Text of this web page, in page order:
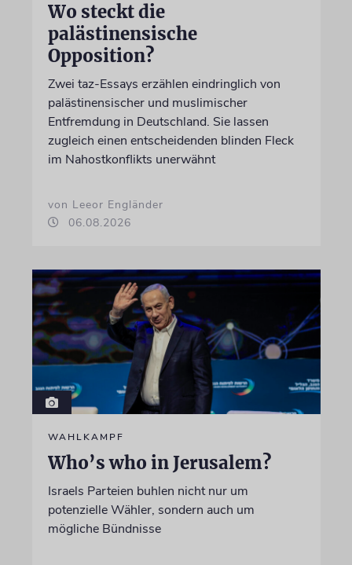
Wo steckt die
palästinensische
Opposition?
Zwei taz-Essays erzählen eindringlich von
palästinensischer und muslimischer
Entfremdung in Deutschland. Sie lassen
zugleich einen entscheidenden blinden Fleck
im Nahostkonflikts unerwähnt
von Leeor Engländer
06.08.2026
WAHLKAMPF
Who’s who in Jerusalem?
Israels Parteien buhlen nicht nur um
potenzielle Wähler, sondern auch um
mögliche Bündnisse